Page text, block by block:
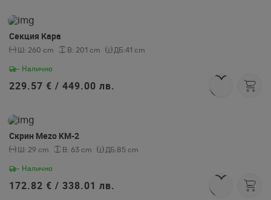
Секция Кара
Ш: 260 cm В: 201 cm ДБ:41 cm
- Налично
229.57 € / 449.00 лв.
Скрин Mezo KM-2
Ш: 29 cm В: 63 cm ДБ:85 cm
- Налично
172.82 € / 338.01 лв.